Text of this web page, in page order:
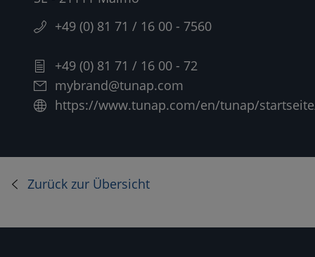
+49 (0) 81 71 / 16 00 - 7560
+49 (0) 81 71 / 16 00 - 72
mybrand@tunap.com
https://www.tunap.com/en/tunap/
Zurück zur Übersicht